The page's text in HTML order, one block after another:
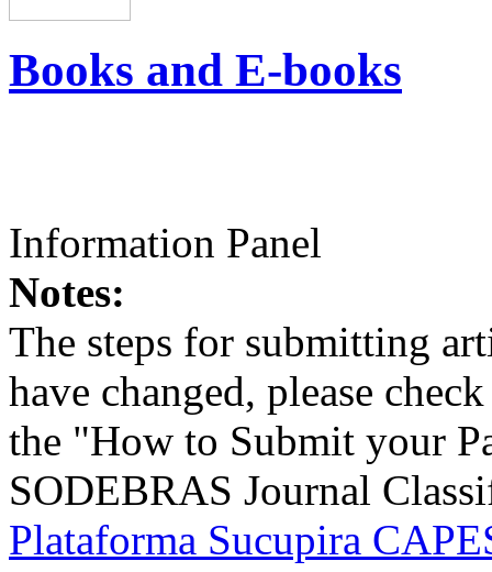
Books and E-books
Information Panel
Notes:
The steps for submitting
have changed, please
the "How to Submit your
SODEBRAS Journal
Plataforma Sucupira